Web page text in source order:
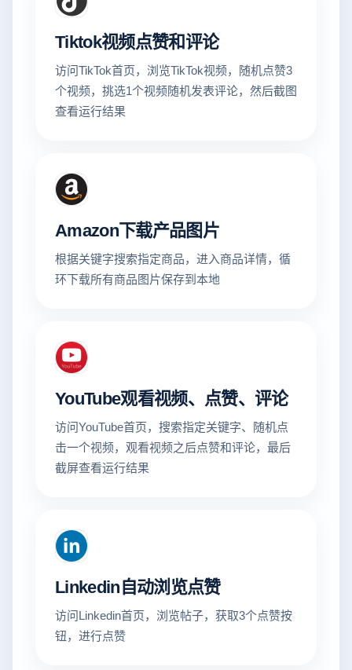
Tiktok视频点赞和评论
访问TikTok首页，浏览TikTok视频，随机点赞3
个视频，挑选1个视频随机发表评论，然后截图
查看运行结果
Amazon下载产品图片
根据关键字搜索指定商品，进入商品详情，循
环下载所有商品图片保存到本地
YouTube观看视频、点赞、评论
访问YouTube首页，搜索指定关键字、随机点
击一个视频，观看视频之后点赞和评论，最后
截屏查看运行结果
Linkedin自动浏览点赞
访问Linkedin首页，浏览帖子，获取3个点赞按
钮，进行点赞